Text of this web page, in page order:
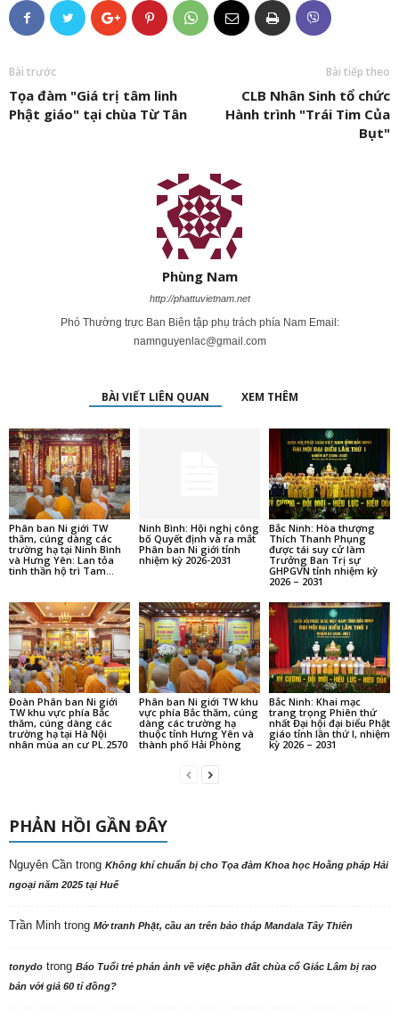
Bài trước
Tọa đàm "Giá trị tâm linh
Phật giáo" tại chùa Từ Tân
Bài tiếp theo
CLB Nhân Sinh tổ chức
Hành trình "Trái Tim Của
Bụt"
Phùng Nam
http://phattuvietnam.net
Phó Thường trực Ban Biên tập phụ trách phía Nam Email:
namnguyenlac@gmail.com
BÀI VIẾT LIÊN QUAN XEM THÊM
Phân ban Ni giới TW
thăm, cúng dàng các
trường hạ tại Ninh Bình
và Hưng Yên: Lan tỏa
tinh thần hộ trì Tam...
Ninh Bình: Hội nghị công
bố Quyết định và ra mắt
Phân ban Ni giới tỉnh
nhiệm kỳ 2026-2031
Bắc Ninh: Hòa thượng
Thích Thanh Phụng
được tái suy cử làm
Trưởng Ban Trị sự
GHPGVN tỉnh nhiệm kỳ
2026 – 2031
Đoàn Phân ban Ni giới
TW khu vực phía Bắc
thăm, cúng dàng các
trường hạ tại Hà Nội
nhân mùa an cư PL.2570
Phân ban Ni giới TW khu
vực phía Bắc thăm, cúng
dàng các trường hạ
thuộc tỉnh Hưng Yên và
thành phố Hải Phòng
Bắc Ninh: Khai mạc
trang trọng Phiên thứ
nhất Đại hội đại biểu Phật
giáo tỉnh lần thứ I, nhiệm
kỳ 2026 – 2031
PHẢN HỒI GẦN ĐÂY
Nguyên Cần trong Không khí chuẩn bị cho Tọa đàm Khoa học Hoằng pháp Hải
ngoại năm 2025 tại Huế
Trần Minh trong Mở tranh Phật, cầu an trên bảo tháp Mandala Tây Thiên
tonydo trong Báo Tuổi trẻ phản ảnh về việc phần đất chùa cổ Giác Lâm bị rao
bán với giá 60 tỉ đồng?